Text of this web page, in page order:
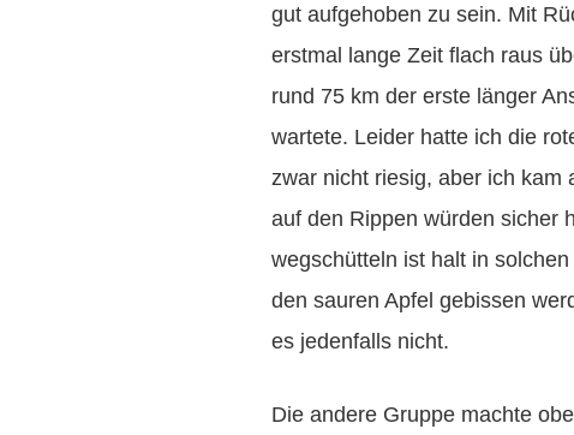
gut aufgehoben zu sein. Mit
erstmal lange Zeit flach raus
rund 75 km der erste länger
wartete. Leider hatte ich die
zwar nicht riesig, aber ich kam
auf den Rippen würden sicher
wegschütteln ist halt in
den sauren Apfel gebissen
es jedenfalls nicht.
Die andere Gruppe machte